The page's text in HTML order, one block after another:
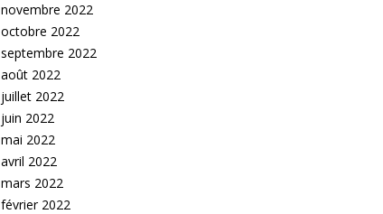
novembre 2022
octobre 2022
septembre 2022
août 2022
juillet 2022
juin 2022
mai 2022
avril 2022
mars 2022
février 2022